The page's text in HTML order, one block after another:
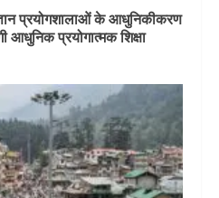
प्रयोगशालाओं के आधुनिकीकरण
आधुनिक प्रयोगात्मक शिक्षा